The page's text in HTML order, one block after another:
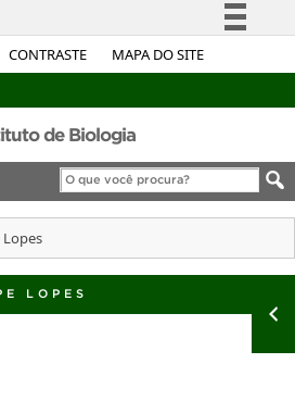
CONTRASTE MAPA DO SITE
Simplifique!
Acesso à informação
Legislação
Canais
de Biologia
LOPES